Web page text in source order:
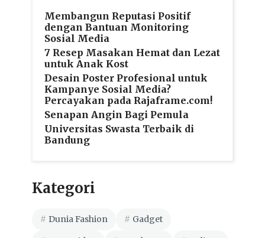
Membangun Reputasi Positif
dengan Bantuan Monitoring
Sosial Media
7 Resep Masakan Hemat dan Lezat
untuk Anak Kost
Desain Poster Profesional untuk
Kampanye Sosial Media?
Percayakan pada Rajaframe.com!
Senapan Angin Bagi Pemula
Universitas Swasta Terbaik di
Bandung
Kategori
Dunia Fashion Gadget